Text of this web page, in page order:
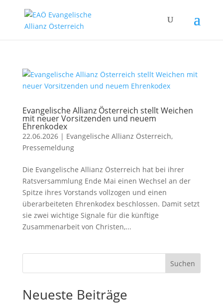
Evangelische Allianz Österreich stellt Weichen
mit neuer Vorsitzenden und neuem
Ehrenkodex
22.06.2026| Evangelische Allianz Österreich,
Pressemeldung
Die Evangelische Allianz Österreich hat bei ihrer
Ratsversammlung Ende Mai einen Wechsel an der
Spitze ihres Vorstands vollzogen und einen
überarbeiteten Ehrenkodex beschlossen. Damit setzt
sie zwei wichtige Signale für die künftige
Zusammenarbeit von Christen,...
Suchen
Neueste Beiträge